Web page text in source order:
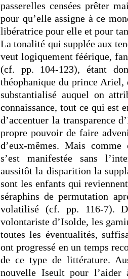
passerelles censées prêter
pour qu’elle assigne à ce
libératrice pour elle et pour
La tonalité qui supplée aux
veut logiquement féérique,
(cf. pp. 104-123), étant
théophanique du prince Ariel,
substantialisé auquel on
connaissance, tout ce qui est
d’accentuer la transparence
propre pouvoir de faire
d’eux-mêmes. Mais
s’est manifestée sans
aussitôt la disparition la
sont les enfants qui
séraphins de permutation
volatilisé (cf. pp. 116-7).
volontariste d’Isolde, les
toutes les éventualités,
ont progressé en un temps
de ce type de littérature.
nouvelle Iseult pour